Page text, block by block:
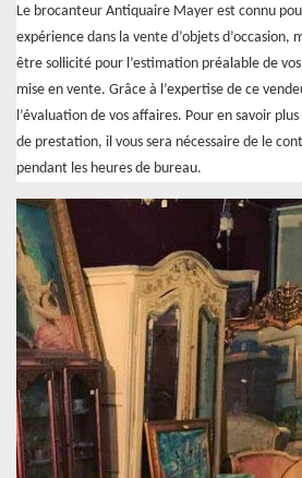
Le brocanteur Antiquaire Mayer est connu
expérience dans la vente d’objets d’occasion,
être sollicité pour l’estimation préalable de
mise en vente. Grâce à l’expertise de ce
l’évaluation de vos affaires. Pour en savoir
de prestation, il vous sera nécessaire de le
pendant les heures de bureau.